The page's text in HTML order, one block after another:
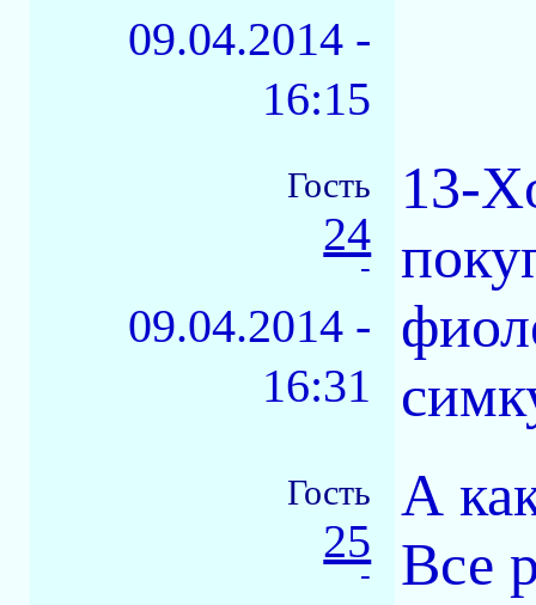
09.04.2014 -
16:15
Гость
24
-
09.04.2014 -
16:31
13-
Гость
25
-
А
Все